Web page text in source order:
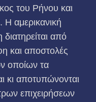
του Ρήνου και
αμερικανική
από
και αποστολές
οποίων τα
κι αποτυπώνονται
επιχειρήσεων